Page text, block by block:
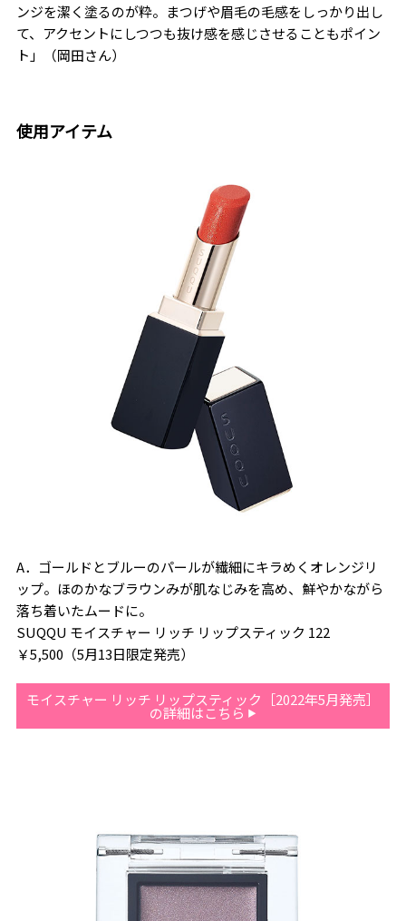
ンジを潔く塗るのが粋。まつげや眉毛の毛感をしっかり出し
て、アクセントにしつつも抜け感を感じさせることもポイン
ト」（岡田さん）
使用アイテム
A．ゴールドとブルーのパールが繊細にキラめくオレンジリ
ップ。ほのかなブラウンみが肌なじみを高め、鮮やかながら
落ち着いたムードに。
SUQQU モイスチャー リッチ リップスティック 122
￥5,500（5月13日限定発売）
モイスチャー リッチ リップスティック［2022年5月発売］
の詳細はこちら